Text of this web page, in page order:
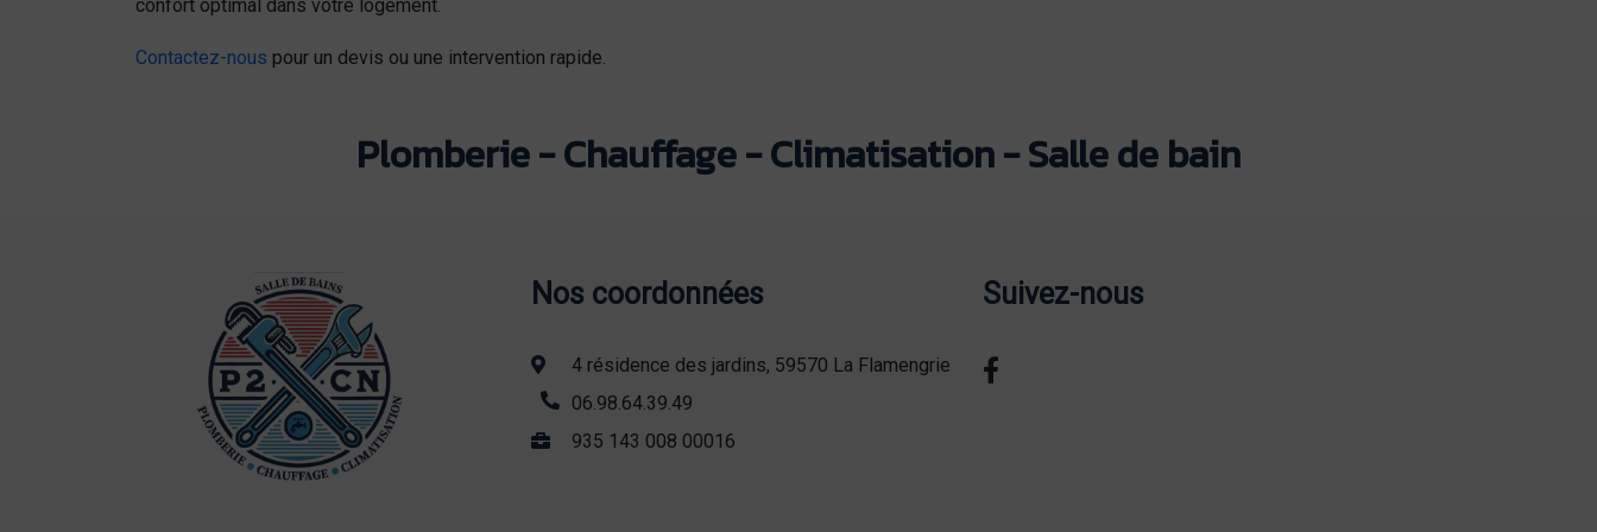
confort optimal dans votre logement.
Contactez-nous pour un devis ou une intervention rapide.
Plomberie - Chauffage - Climatisation - Salle de bain
Nos coordonnées
4 résidence des jardins, 59570 La Flamengrie
06.98.64.39.49
935 143 008 00016
Suivez-nous